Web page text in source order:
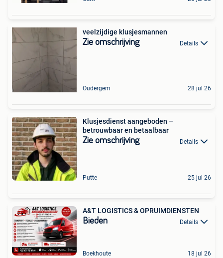
veelzijdige klusjesmannen
Zie omschrijving Details
Oudergem 28 jul 26
Klusjesdienst aangeboden –
betrouwbaar en betaalbaar
Zie omschrijving Details
Putte 25 jul 26
A&T LOGISTICS & OPRUIMDIENSTEN
Bieden Details
Boekhoute 18 jul 26